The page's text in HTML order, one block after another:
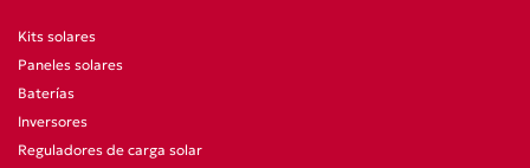
Kits solares
Paneles solares
Baterías
Inversores
Reguladores de carga solar